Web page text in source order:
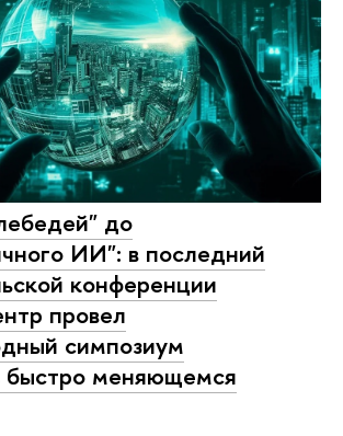
до
ИИ": в последний
конференции
провел
симпозиум
быстро меняющемся